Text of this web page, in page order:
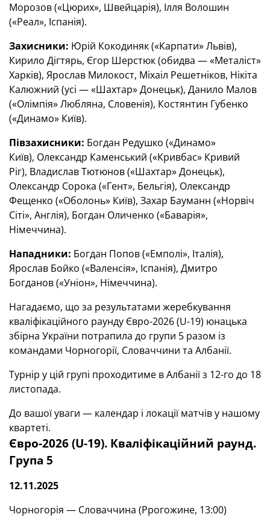
Морозов («Цюрих», Швейцарія), Ілля Волошин
(«Реал», Іспанія).
Захисники: Юрій Кокодиняк («Карпати» Львів),
Кирило Дігтярь, Єгор Шерстюк (обидва — «Металіст»
Харків), Ярослав Милокост, Міхаіл Решетніков, Нікіта
Калюжний (усі — «Шахтар» Донецьк), Данило Малов
(«Олімпія» Любляна, Словенія), Костянтин Губенко
(«Динамо» Київ).
Півзахисники: Богдан Редушко («Динамо»
Київ), Олександр Каменський («Кривбас» Кривий
Ріг), Владислав Тютюнов («Шахтар» Донецьк),
Олександр Сорока («Гент», Бельгія), Олександр
Фещенко («Оболонь» Київ), Захар Бауманн («Норвіч
Сіті», Англія), Богдан Оличенко («Баварія»,
Німеччина).
Нападники: Богдан Попов («Емполі», Італія),
Ярослав Бойко («Валенсія», Іспанія), Дмитро
Богданов («Уніон», Німеччина).
Нагадаємо, що за результатами жеребкування
кваліфікаційного раунду Євро-2026 (U-19) юнацька
збірна України потрапила до групи 5 разом із
командами Чорногорії, Словаччини та Албанії.
Турнір у цій групі проходитиме в Албанії з 12-го до 18
листопада.
До вашої уваги — календар і локації матчів у нашому
квартеті.
Євро-2026 (U-19). Кваліфікаційний раунд.
Група 5
12.11.2025
Чорногорія — Словаччина (Ррогожине, 13:00)